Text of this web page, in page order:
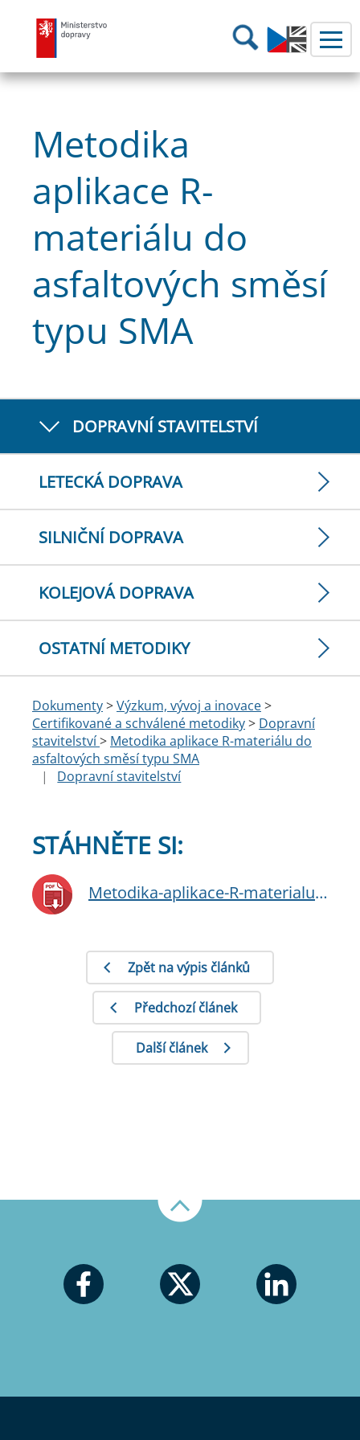
Ministerstvo dopravy Hledání
Metodika
aplikace R-
materiálu do
asfaltových směsí
typu SMA
DOPRAVNÍ STAVITELSTVÍ
LETECKÁ DOPRAVA
SILNIČNÍ DOPRAVA
KOLEJOVÁ DOPRAVA
OSTATNÍ METODIKY
Dokumenty>Výzkum, vývoj a inovace>
Certifikované a schválené metodiky> Dopravní
stavitelství> Metodika aplikace R-materiálu do
asfaltových směsí typu SMA
|
Dopravní stavitelství
STÁHNĚTE SI:
Metodika-aplikace-R-materialu-do-asfaltovych-smesi-typu-SMA.pdf
Zpět na výpis článků
Předchozí článek
Další článek